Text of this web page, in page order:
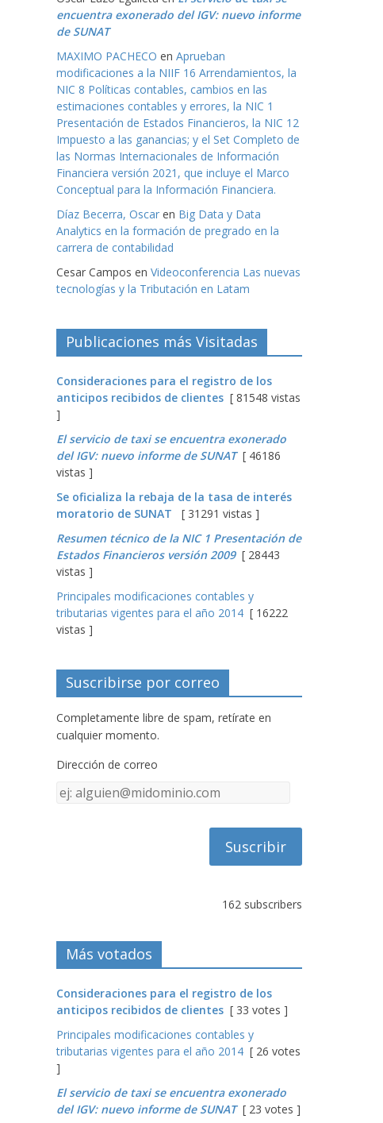
encuentra exonerado del IGV: nuevo informe
de SUNAT
MAXIMO PACHECO en Aprueban
modificaciones a la NIIF 16 Arrendamientos, la
NIC 8 Políticas contables, cambios en las
estimaciones contables y errores, la NIC 1
Presentación de Estados Financieros, la NIC 12
Impuesto a las ganancias; y el Set Completo de
las Normas Internacionales de Información
Financiera versión 2021, que incluye el Marco
Conceptual para la Información Financiera.
Díaz Becerra, Oscar en Big Data y Data
Analytics en la formación de pregrado en la
carrera de contabilidad
Cesar Campos en Videoconferencia Las nuevas
tecnologías y la Tributación en Latam
Publicaciones más Visitadas
Consideraciones para el registro de los
anticipos recibidos de clientes [ 81548 vistas
]
El servicio de taxi se encuentra exonerado
del IGV: nuevo informe de SUNAT[ 46186
vistas ]
Se oficializa la rebaja de la tasa de interés
moratorio de SUNAT
[ 31291 vistas ]
Resumen técnico de la NIC 1 Presentación de
Estados Financieros versión 2009[ 28443
vistas ]
Principales modificaciones contables y
tributarias vigentes para el año 2014 [ 16222
vistas ]
Suscribirse por correo
Completamente libre de spam, retírate en
cualquier momento.
Dirección de correo
Dirección
162 subscribers
Más votados
Consideraciones para el registro de los
anticipos recibidos de clientes [ 33 votes ]
Principales modificaciones contables y
tributarias vigentes para el año 2014 [ 26 votes
]
El servicio de taxi se encuentra exonerado
del IGV: nuevo informe de SUNAT[ 23 votes ]